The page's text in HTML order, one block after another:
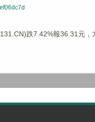
跌7.42%報36.31元